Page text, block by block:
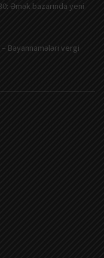
Əmək bazarında yeni
Bəyannamələri vergi